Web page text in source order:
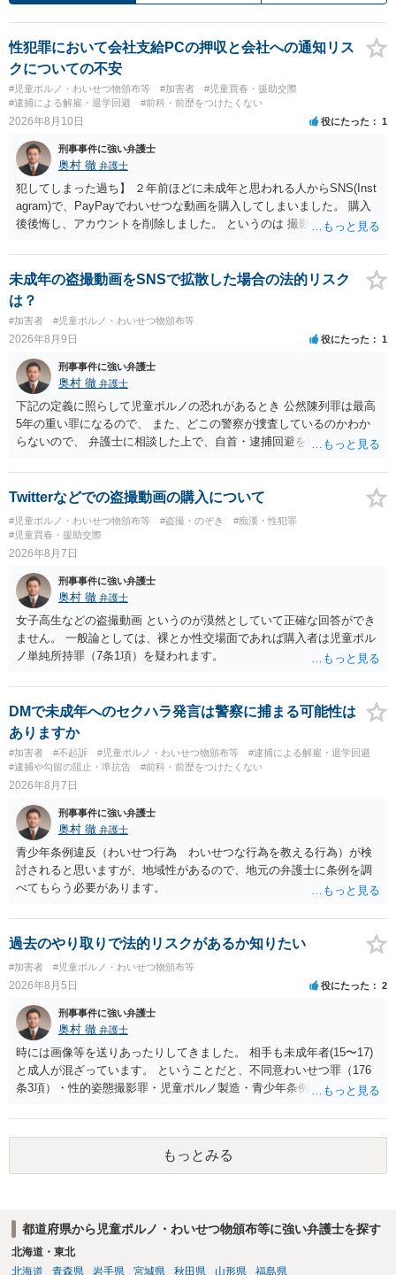
性犯罪において会社支給PCの押収と会社への通知リス
クについての不安
#児童ポルノ・わいせつ物頒布等 #加害者
#児童買春・援助交際
#逮捕による解雇・退学回避
#前科・前歴をつけたくない
2026年8月10日 役にたった 1
刑事事件に強い弁護士
奥村 徹 弁護士
犯してしまった過ち】 ２年前ほどに未成年と思われる人からSNS(Inst
agram)で、PayPayでわいせつな動画を購入してしまいました。 購入
後後悔し、アカウントを削除しました。 というのは 撮影済みなら児童
罪・性的姿態撮影罪 16歳未満だと、不同意わいせつ罪（176条3項）
等が検討されます。 罪名によって、会社PCの押収の可能性も変わって
くるでしょう。 一般論としては、 所持罪だけであれば、 弁護士に相
談した上で、実際に使った端末を持って、警察相談に出向いておけば
会社PCまでは押収されないと思います。 不同意わいせつ罪（176条3
項）になると、 自首したとしても、自宅等の捜索差押等が行われる可
能性があります
未成年の盗撮動画をSNSで拡散した場合の法的リスク
は？
#加害者 #児童ポルノ・わいせつ物頒布等
2026年8月9日 役にたった 1
刑事事件に強い弁護士
奥村 徹 弁護士
下記の定義に照らして児童ポルノの恐れがあるとき 公然陳列罪は最高
5年の重い罪になるので、 また、どこの警察が捜査しているのかわか
らないので、 弁護士に相談した上で、自首・逮捕回避を検討して下さ
童の性的な部位（性器等若しくはその周辺部、臀でん部又は胸部をい
う。）が露出され又は強調されているものであり、かつ、性欲を興奮
Twitterなどでの盗撮動画の購入について
#児童ポルノ・わいせつ物頒布等 #盗撮・のぞき
#痴漢・性犯罪
#児童買春・援助交際
2026年8月7日
刑事事件に強い弁護士
奥村 徹 弁護士
女子高生などの盗撮動画 というのが漠然としていて正確な回答ができ
ません。 一般論としては、裸とか性交場面であれば購入者は児童ポル
ノ単純所持罪（7条1項）を疑われます。
DMで未成年へのセクハラ発言は警察に捕まる可能性は
ありますか
#加害者 #不起訴 #児童ポルノ・わいせつ物頒布等
#逮捕による解雇・退学回避
#逮捕や勾留の阻止・準抗告
#前科・前歴をつけたくない
2026年8月7日
刑事事件に強い弁護士
奥村 徹 弁護士
青少年条例違反（わいせつ行為 わいせつな行為を教える行為）が検
討されると思いますが、地域性があるので、地元の弁護士に条例を調
べてもらう必要があります。
過去のやり取りで法的リスクがあるか知りたい
#加害者 #児童ポルノ・わいせつ物頒布等
2026年8月5日 役にたった 2
刑事事件に強い弁護士
奥村 徹 弁護士
時には画像等を送りあったりしてきました。 相手も未成年者(15〜17)
と成人が混ざっています。 ということだと、不同意わいせつ罪（176
条3項）・性的姿態撮影罪・児童ポルノ製造・青少年条例違反（わいせ
で、警察にバレれば、それなりの捜査を受けるでしょう。
もっとみる
都道府県から児童ポルノ・わいせつ物頒布等に強い弁護士を探す
北海道・東北
北海道
青森県 岩手県 宮城県 秋田県 山形県 福島県